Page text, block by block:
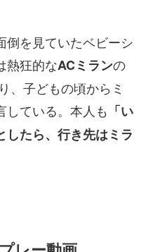
倒を見ていたベビーシ
熱狂的なACミランの
、子どもの頃からミ
している。本人も 「い
したら、行き先はミラ